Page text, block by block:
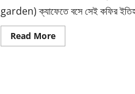
garden) ক্যাফেতে বসে সেই কফির
Read MoreRead
more